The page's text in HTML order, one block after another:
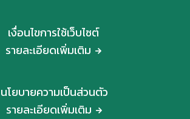
เงื่อนไขการใช้เว็บไซต์
รายละเอียดเพิ่มเติม
นโยบายความเป็นส่วนตัว
รายละเอียดเพิ่มเติม